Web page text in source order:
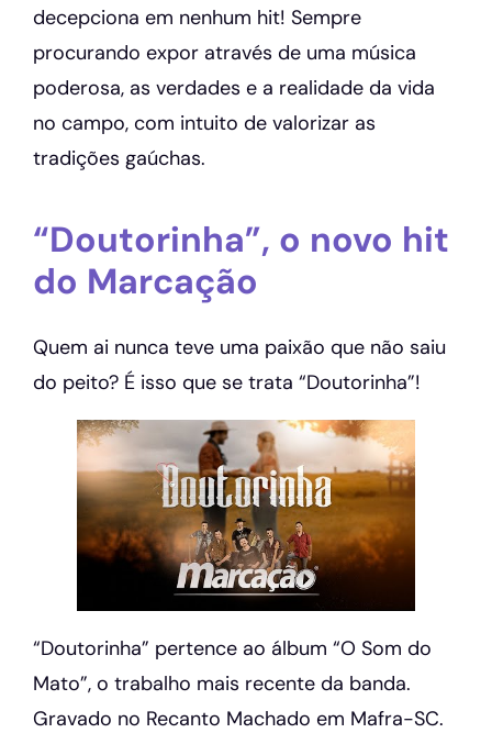
decepciona em nenhum hit! Sempre
procurando expor através de uma música
poderosa, as verdades e a realidade da vida
no campo, com intuito de valorizar as
tradições gaúchas.
“Doutorinha”, o novo hit
do Marcação
Quem ai nunca teve uma paixão que não saiu
do peito? É isso que se trata “Doutorinha”!
“Doutorinha” pertence ao álbum “O Som do
Mato”, o trabalho mais recente da banda.
Gravado no Recanto Machado em Mafra-SC.